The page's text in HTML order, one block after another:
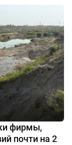
фирмы,
почти на 2